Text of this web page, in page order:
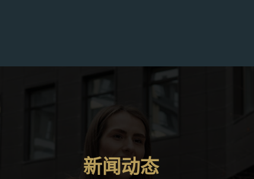
新闻动态